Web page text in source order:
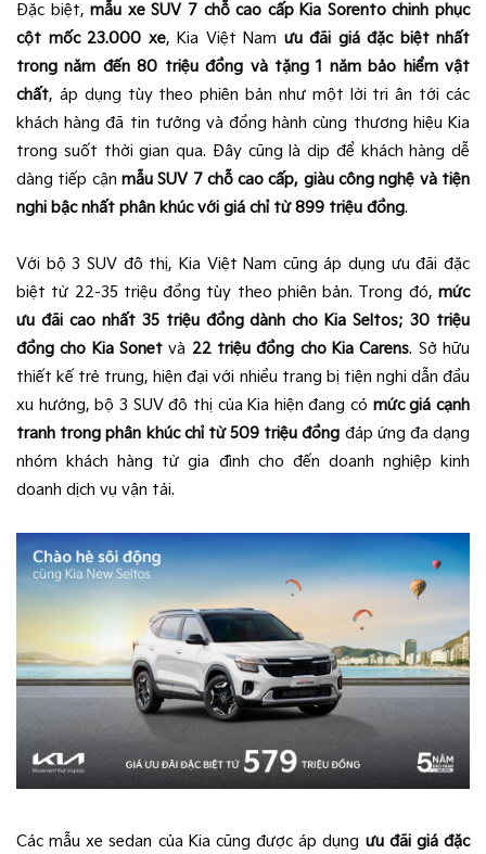
Đặc biệt,mẫu xe SUV 7 chỗ cao cấp Kia Sorento chinh phục
cột mốc 23.000 xe, Kia Việt Nam ưu đãi giá đặc biệt nhất
trong năm đến 80 triệu đồng và tặng 1 năm bảo hiểm vật
chất, áp dụng tùy theo phiên bản như một lời tri ân tới các
khách hàng đã tin tưởng và đồng hành cùng thương hiệu Kia
trong suốt thời gian qua. Đây cũng là dịp để khách hàng dễ
dàng tiếp cận mẫu SUV 7 chỗ cao cấp, giàu công nghệ và tiện
nghi bậc nhất phân khúc với giá chỉ từ 899 triệu đồng.
Với bộ 3 SUV đô thị, Kia Việt Nam cũng áp dụng ưu đãi đặc
biệt từ 22-35 triệu đồng tùy theo phiên bản. Trong đó, mức
ưu đãi cao nhất 35 triệu đồng dành cho Kia Seltos;30 triệu
đồng cho Kia Sonet và 22 triệu đồng cho Kia Carens. Sở hữu
thiết kế trẻ trung, hiện đại với nhiều trang bị tiện nghi dẫn đầu
xu hướng, bộ 3 SUV đô thị của Kia hiện đang có mức giá cạnh
tranh trong phân khúc chỉ từ 509 triệu đồng đáp ứng đa dạng
nhóm khách hàng từ gia đình cho đến doanh nghiệp kinh
doanh dịch vụ vận tải.
Các mẫu xe sedan của Kia cũng được áp dụng ưu đãi giá đặc